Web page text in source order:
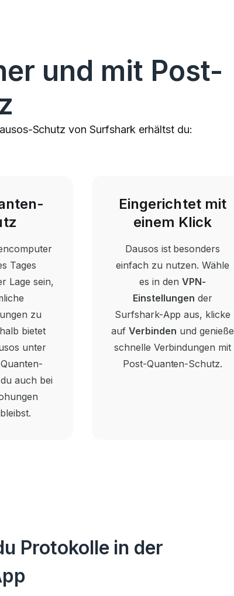
und mit Post-
Schutz von Surfshark erhältst du:
Tages
Lage sein,
zu
bietet
unter
auch bei
Eingerichtet mit
einem Klick
Dausos ist besonders
einfach zu nutzen. Wähle
es in den VPN-
Einstellungen der
Surfshark-App aus, klicke
aufVerbinden und genieße
schnelle Verbindungen mit
Post-Quanten-Schutz.
Protokolle in der